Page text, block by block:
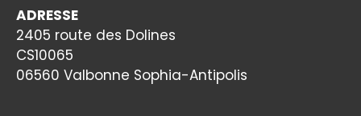
ADRESSE
2405 route des Dolines
CS10065
06560 Valbonne Sophia-Antipolis